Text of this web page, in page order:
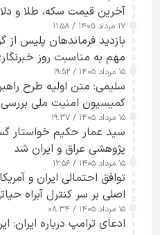
آخرین قیمت سکه، طلا و دلار 17
۱۷ مرداد ۱۴۰۵ / ۱۱:۵۸
بازدید فرماندهان پلیس از
مهم به مناسبت روز
تقویت امنیت و اعتماد
۱۵ مرداد ۱۴۰۵ / ۱۹:۵۲
سلیمی: متن اولیه طرح
کمیسیون امنیت ملی
۱۵ مرداد ۱۴۰۵ / ۱۹:۳۷
سید عمار حکیم خواستار
پژوهشی عراق و ایران شد
۱۵ مرداد ۱۴۰۵ / ۱۲:۵۶
توافق احتمالی ایران و
اصلی بر سر کنترل آبراه
۱۵ مرداد ۱۴۰۵ / ۰۸:۳۴
ادعای ترامپ درباره ایران: